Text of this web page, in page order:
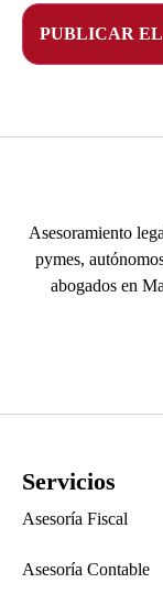
Asesoramiento
pymes,
abogados en
Servicios
Asesoría Fiscal
Asesoría Contable